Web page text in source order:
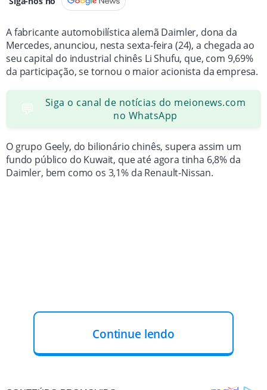
A fabricante automobilística alemã Daimler, dona da
Mercedes, anunciou, nesta sexta-feira (24), a chegada ao
seu capital do industrial chinês Li Shufu, que, com 9,69%
da participação, se tornou o maior acionista da empresa.
💬
Siga o canal de notícias do meionews.com
no WhatsApp
O grupo Geely, do bilionário chinês, supera assim um
fundo público do Kuwait, que até agora tinha 6,8% da
Daimler, bem como os 3,1% da Renault-Nissan.
Continue lendo